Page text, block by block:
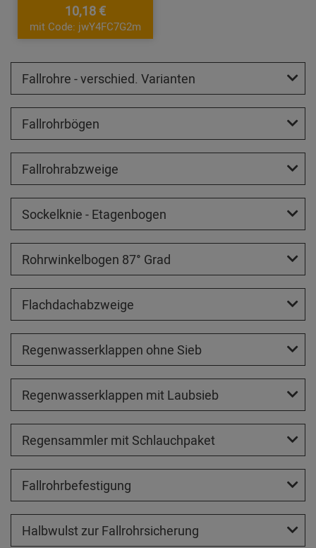
10,18 €
mit Code: jwY4FC7G2m
Fallrohre - verschied. Varianten
Fallrohrbögen
Fallrohrabzweige
Sockelknie - Etagenbogen
Rohrwinkelbogen 87° Grad
Flachdachabzweige
Regenwasserklappen ohne Sieb
Regenwasserklappen mit Laubsieb
Regensammler mit Schlauchpaket
Fallrohrbefestigung
Halbwulst zur Fallrohrsicherung